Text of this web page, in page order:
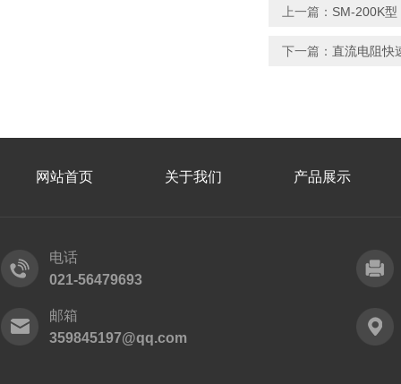
上一篇： SM-200K
下一篇： 直流电阻快
网站首页 关于我们 产品展示
电话
021-56479693
邮箱
359845197@qq.com